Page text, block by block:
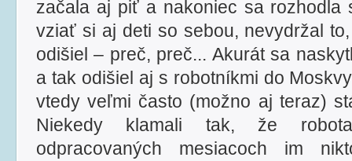
začala aj piť a nakoniec sa
vziať si aj deti so sebou, nevydržal
odišiel – preč, preč... Akurát sa
a tak odišiel aj s robotníkmi do
vtedy veľmi často (možno aj teraz)
Niekedy klamali tak, že
odpracovaných mesiacoch im